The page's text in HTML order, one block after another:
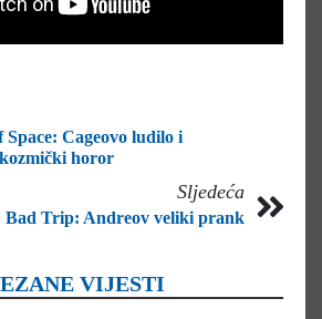
Cageovo ludilo i
horor
Sljedeća
Bad Trip: Andreov veliki prank
VIJESTI